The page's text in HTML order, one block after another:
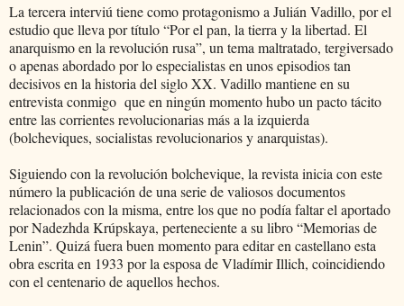
La tercera interviú tiene como protagonismo a Julián Vadillo, por el
estudio que lleva por título “Por el pan, la tierra y la libertad. El
anarquismo en la revolución rusa”, un tema maltratado, tergiversado
o apenas abordado por lo especialistas en unos episodios tan
decisivos en la historia del siglo XX. Vadillo mantiene en su
entrevista conmigo que en ningún momento hubo un pacto tácito
entre las corrientes revolucionarias más a la izquierda
(bolcheviques, socialistas revolucionarios y anarquistas).
Siguiendo con la revolución bolchevique, la revista inicia con este
número la publicación de una serie de valiosos documentos
relacionados con la misma, entre los que no podía faltar el aportado
por Nadezhda Krúpskaya, perteneciente a su libro “Memorias de
Lenin”. Quizá fuera buen momento para editar en castellano esta
obra escrita en 1933 por la esposa de Vladímir Illich, coincidiendo
con el centenario de aquellos hechos.